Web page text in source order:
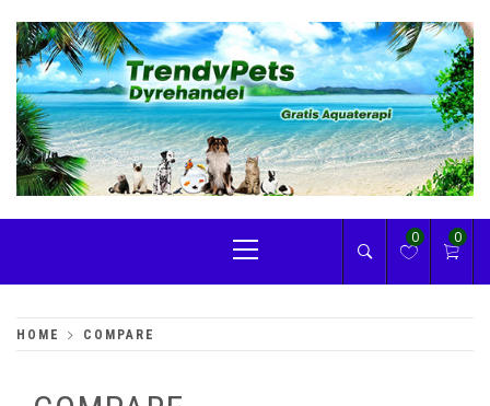
content
TRENDYPETS
Menu
0 0
HOME COMPARE